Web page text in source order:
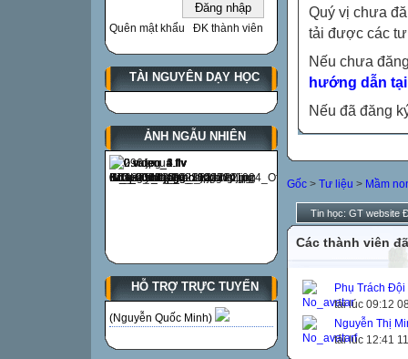
Quên mật khẩu ĐK thành viên
TÀI NGUYÊN DẠY HỌC
ẢNH NGẪU NHIÊN
HỖ TRỢ TRỰC TUYẾN
(Nguyễn Quốc Minh)
Quý vị chưa
tải được các
Nếu chưa
hướng dẫn
Nếu đã đăng
Gốc > Tư liệu > Mầm
Tin học: GT website
Các thành viên
Phụ Trách
tải lúc 09:12
Nguyễn Thị
tải lúc 12:41